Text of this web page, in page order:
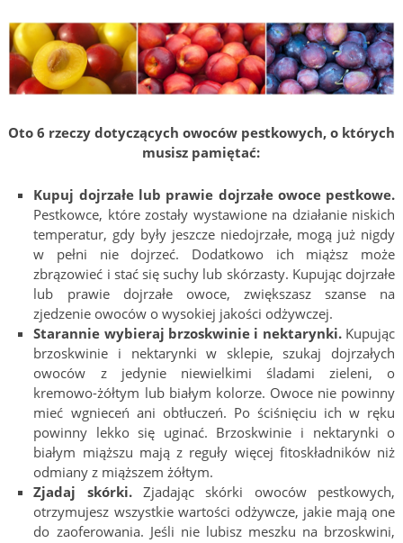
Oto 6 rzeczy dotyczących owoców pestkowych, o których
musisz pamiętać:
Kupuj dojrzałe lub prawie dojrzałe owoce pestkowe.
Pestkowce, które zostały wystawione na działanie niskich
temperatur, gdy były jeszcze niedojrzałe, mogą już nigdy
w pełni nie dojrzeć. Dodatkowo ich miąższ może
zbrązowieć i stać się suchy lub skórzasty. Kupując dojrzałe
lub prawie dojrzałe owoce, zwiększasz szanse na
zjedzenie owoców o wysokiej jakości odżywczej.
Starannie wybieraj brzoskwinie i nektarynki.Kupując
brzoskwinie i nektarynki w sklepie, szukaj dojrzałych
owoców z jedynie niewielkimi śladami zieleni, o
kremowo-żółtym lub białym kolorze. Owoce nie powinny
mieć wgnieceń ani obtłuczeń. Po ściśnięciu ich w ręku
powinny lekko się uginać. Brzoskwinie i nektarynki o
białym miąższu mają z reguły więcej fitoskładników niż
odmiany z miąższem żółtym.
Zjadaj skórki.Zjadając skórki owoców pestkowych,
otrzymujesz wszystkie wartości odżywcze, jakie mają one
do zaoferowania. Jeśli nie lubisz meszku na brzoskwini,